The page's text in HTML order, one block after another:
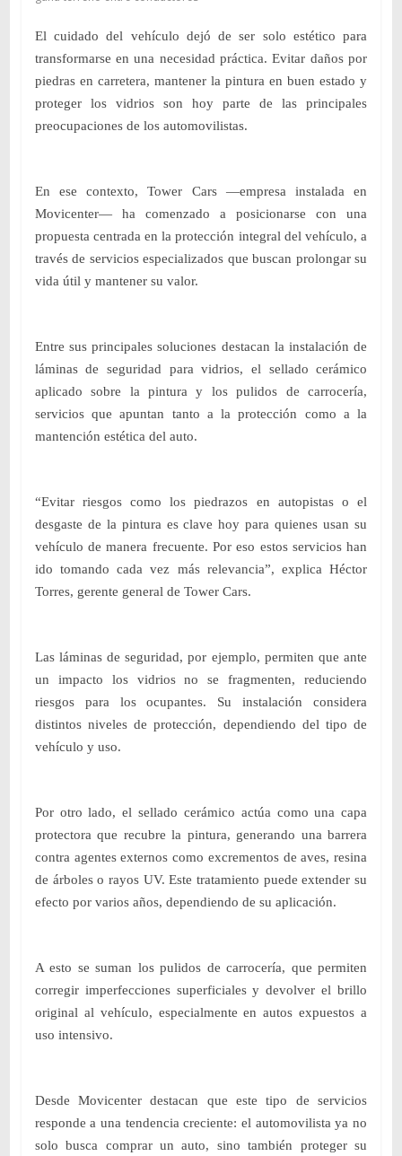
El cuidado del vehículo dejó de ser solo estético para
transformarse en una necesidad práctica. Evitar daños por
piedras en carretera, mantener la pintura en buen estado y
proteger los vidrios son hoy parte de las principales
preocupaciones de los automovilistas.
En ese contexto, Tower Cars —empresa instalada en
Movicenter— ha comenzado a posicionarse con una
propuesta centrada en la protección integral del vehículo, a
través de servicios especializados que buscan prolongar su
vida útil y mantener su valor.
Entre sus principales soluciones destacan la instalación de
láminas de seguridad para vidrios, el sellado cerámico
aplicado sobre la pintura y los pulidos de carrocería,
servicios que apuntan tanto a la protección como a la
mantención estética del auto.
“Evitar riesgos como los piedrazos en autopistas o el
desgaste de la pintura es clave hoy para quienes usan su
vehículo de manera frecuente. Por eso estos servicios han
ido tomando cada vez más relevancia”, explica Héctor
Torres, gerente general de Tower Cars.
Las láminas de seguridad, por ejemplo, permiten que ante
un impacto los vidrios no se fragmenten, reduciendo
riesgos para los ocupantes. Su instalación considera
distintos niveles de protección, dependiendo del tipo de
vehículo y uso.
Por otro lado, el sellado cerámico actúa como una capa
protectora que recubre la pintura, generando una barrera
contra agentes externos como excrementos de aves, resina
de árboles o rayos UV. Este tratamiento puede extender su
efecto por varios años, dependiendo de su aplicación.
A esto se suman los pulidos de carrocería, que permiten
corregir imperfecciones superficiales y devolver el brillo
original al vehículo, especialmente en autos expuestos a
uso intensivo.
Desde Movicenter destacan que este tipo de servicios
responde a una tendencia creciente: el automovilista ya no
solo busca comprar un auto, sino también proteger su